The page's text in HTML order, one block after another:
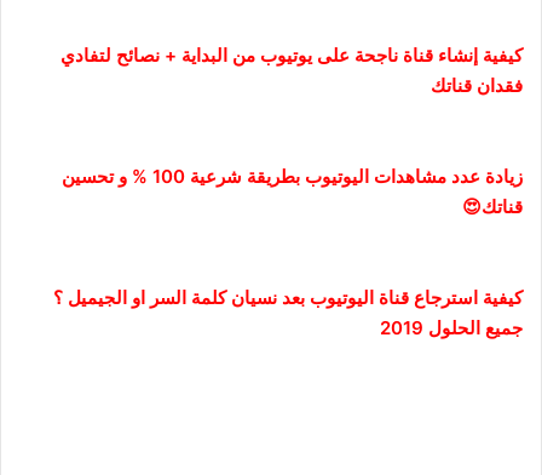
كيفية إنشاء قناة ناجحة على يوتيوب من البداية + نصائح لتفادي
فقدان قناتك
زيادة عدد مشاهدات اليوتيوب بطريقة شرعية 100 % و تحسين
قناتك😍
كيفية استرجاع قناة اليوتيوب بعد نسيان كلمة السر او الجيميل ؟
جميع الحلول 2019